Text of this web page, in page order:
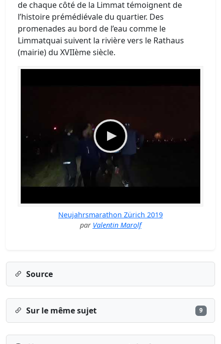
de chaque côté de la Limmat témoignent de
l’histoire prémédiévale du quartier. Des
promenades au bord de l’eau comme le
Limmatquai suivent la rivière vers le Rathaus
(mairie) du XVIIème siècle.
Neujahrsmarathon Zürich 2019
par Valentin Marolf
Source
Sur le même sujet 9